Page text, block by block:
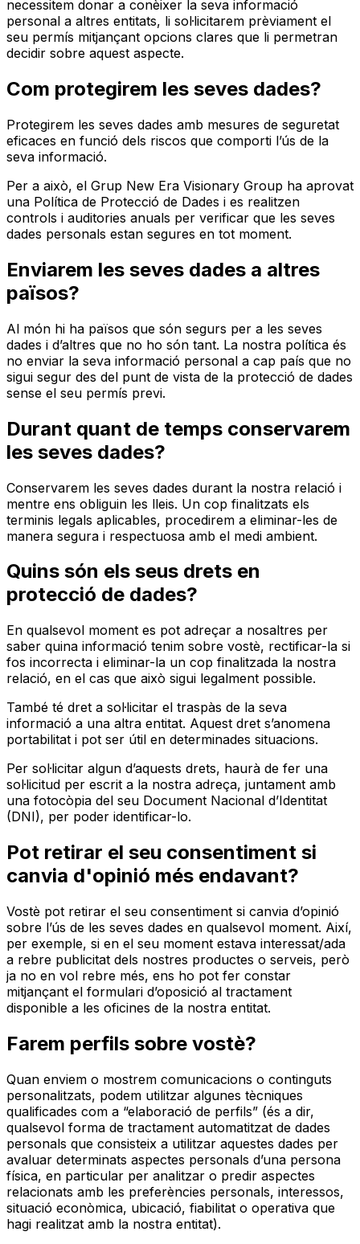
necessitem donar a conèixer la seva informació
personal a altres entitats, li sol·licitarem prèviament el
seu permís mitjançant opcions clares que li permetran
decidir sobre aquest aspecte.
Com protegirem les seves dades?
Protegirem les seves dades amb mesures de seguretat
eficaces en funció dels riscos que comporti l’ús de la
seva informació.
Per a això, el Grup New Era Visionary Group ha aprovat
una Política de Protecció de Dades i es realitzen
controls i auditories anuals per verificar que les seves
dades personals estan segures en tot moment.
Enviarem les seves dades a altres
països?
Al món hi ha països que són segurs per a les seves
dades i d’altres que no ho són tant. La nostra política és
no enviar la seva informació personal a cap país que no
sigui segur des del punt de vista de la protecció de dades
sense el seu permís previ.
Durant quant de temps conservarem
les seves dades?
Conservarem les seves dades durant la nostra relació i
mentre ens obliguin les lleis. Un cop finalitzats els
terminis legals aplicables, procedirem a eliminar-les de
manera segura i respectuosa amb el medi ambient.
Quins són els seus drets en
protecció de dades?
En qualsevol moment es pot adreçar a nosaltres per
saber quina informació tenim sobre vostè, rectificar-la si
fos incorrecta i eliminar-la un cop finalitzada la nostra
relació, en el cas que això sigui legalment possible.
També té dret a sol·licitar el traspàs de la seva
informació a una altra entitat. Aquest dret s’anomena
portabilitat i pot ser útil en determinades situacions.
Per sol·licitar algun d’aquests drets, haurà de fer una
sol·licitud per escrit a la nostra adreça, juntament amb
una fotocòpia del seu Document Nacional d’Identitat
(DNI), per poder identificar-lo.
Pot retirar el seu consentiment si
canvia d'opinió més endavant?
Vostè pot retirar el seu consentiment si canvia d’opinió
sobre l’ús de les seves dades en qualsevol moment. Així,
per exemple, si en el seu moment estava interessat/ada
a rebre publicitat dels nostres productes o serveis, però
ja no en vol rebre més, ens ho pot fer constar
mitjançant el formulari d’oposició al tractament
disponible a les oficines de la nostra entitat.
Farem perfils sobre vostè?
Quan enviem o mostrem comunicacions o continguts
personalitzats, podem utilitzar algunes tècniques
qualificades com a “elaboració de perfils” (és a dir,
qualsevol forma de tractament automatitzat de dades
personals que consisteix a utilitzar aquestes dades per
avaluar determinats aspectes personals d’una persona
física, en particular per analitzar o predir aspectes
relacionats amb les preferències personals, interessos,
situació econòmica, ubicació, fiabilitat o operativa que
hagi realitzat amb la nostra entitat).